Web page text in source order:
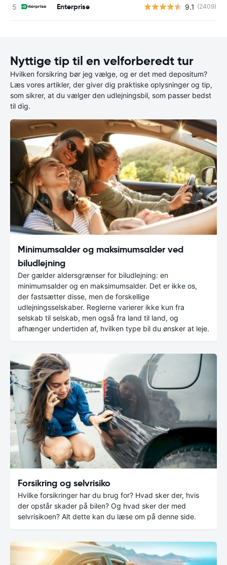
Enterprise 9.1 (2409)
Nyttige tip til en velforberedt tur
Hvilken forsikring bør jeg vælge, og er det med depositum?
Læs vores artikler, der giver dig praktiske oplysninger og tip,
som sikrer, at du vælger den udlejningsbil, som passer bedst
til dig.
Minimumsalder og maksimumsalder ved
biludlejning
Der gælder aldersgrænser for biludlejning: en
minimumsalder og en maksimumsalder. Det er ikke os,
der fastsætter disse, men de forskellige
udlejningsselskaber. Reglerne varierer ikke kun fra
selskab til selskab, men også fra land til land, og
afhænger undertiden af, hvilken type bil du ønsker at leje.
Forsikring og selvrisiko
Hvilke forsikringer har du brug for? Hvad sker der, hvis
der opstår skader på bilen? Og hvad sker der med
selvrisikoen? Alt dette kan du læse om på denne side.